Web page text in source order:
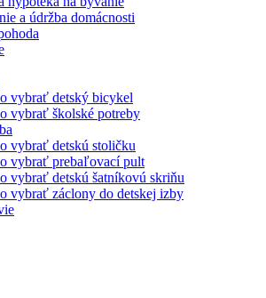
a údržba domácnosti
vybrať detský bicykel
vybrať školské potreby
vybrať detskú stoličku
vybrať prebaľovací pult
vybrať detskú šatníkovú skriňu
vybrať záclony do detskej izby